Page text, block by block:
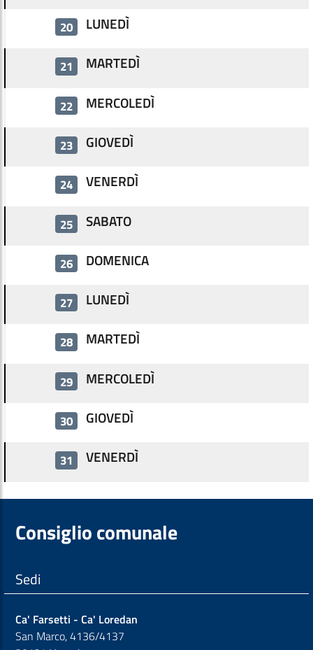
20 LUNEDÌ
21 MARTEDÌ
22 MERCOLEDÌ
23 GIOVEDÌ
24 VENERDÌ
25 SABATO
26 DOMENICA
27 LUNEDÌ
28 MARTEDÌ
29 MERCOLEDÌ
30 GIOVEDÌ
31 VENERDÌ
Consiglio comunale
Sedi
Ca' Farsetti - Ca' Loredan
San Marco, 4136/4137